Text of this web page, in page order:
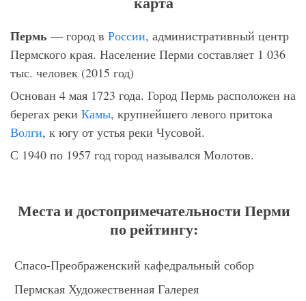
Пермь — город в России, административный центр
Пермского края. Население Перми составляет 1 036
тыс. человек (2015 год)
Основан 4 мая 1723 года. Город Пермь расположен на
берегах реки Камы, крупнейшего левого притока
Волги, к югу от устья реки Чусовой.
С 1940 по 1957 год город назывался Молотов.
Места и достопримечательности Перми
по рейтингу:
Спасо-Преображенский кафедральный собор
Пермская Художественная Галерея